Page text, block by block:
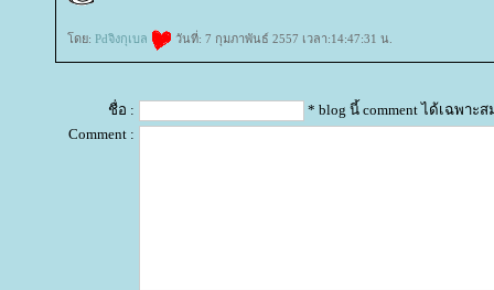
ดย: Pdจิงกุเบล วันที่: 7 กุมภาพันธ์ 2557 เวลา:14:47:31 น.
ชื่อ :
* blog นี้ comment ได้เฉพาะ
Comment :